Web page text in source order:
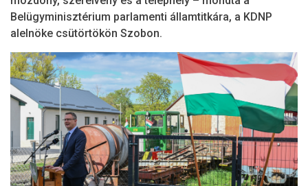
Belügyminisztérium parlamenti államtitkára, a KDNP
alelnöke csütörtökön Szobon.